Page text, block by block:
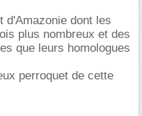
d'Amazonie dont les
plus nombreux et des
que leurs homologues
perroquet de cette